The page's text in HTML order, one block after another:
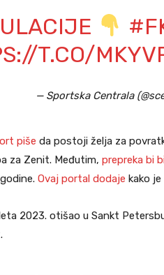
T.CO/
— Sportska Centrala
piše da postoji želja za
za Zenit. Međutim, prepreka bi
Ovaj portal dodaje kako
2023. otišao u Sankt